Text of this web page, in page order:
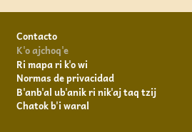
Contacto
K'o ajchoq'e
Ri mapa ri k'o wi
Normas de privacidad
B'anb'al ub'anik ri nik'aj taq tzij
Chatok b'i waral